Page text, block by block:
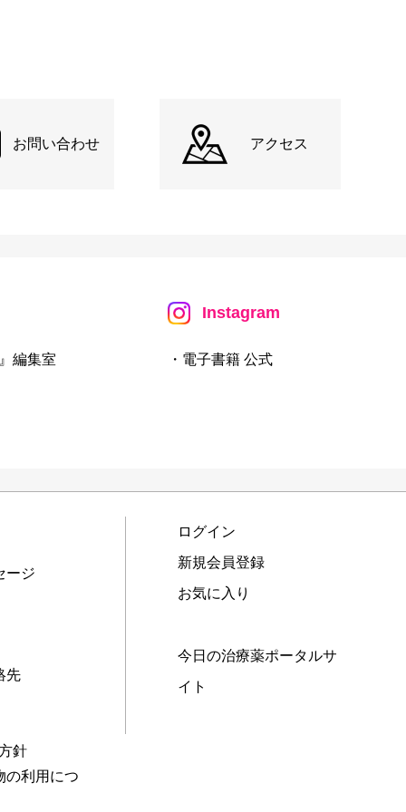
お問い合わせ アクセス
編集室
Instagram
・電子書籍 公式
ージ
先
針
の利用につ
ログイン
新規会員登録
お気に入り
今日の治療薬ポータルサ
イト